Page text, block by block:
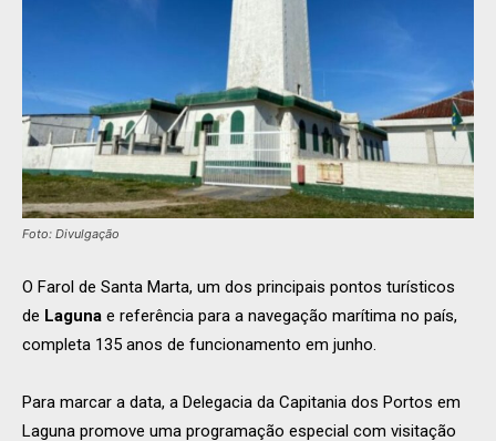
Foto: Divulgação
O Farol de Santa Marta, um dos principais pontos turísticos
de Laguna e referência para a navegação marítima no país,
completa 135 anos de funcionamento em junho.
Para marcar a data, a Delegacia da Capitania dos Portos em
Laguna promove uma programação especial com visitação